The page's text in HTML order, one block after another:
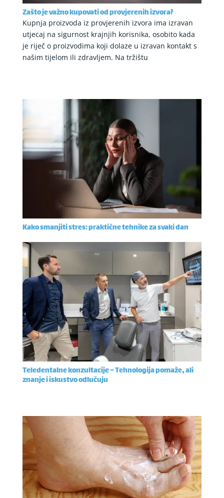
Zašto je važno kupovati od provjerenih izvora?
Kupnja proizvoda iz provjerenih izvora ima izravan
utjecaj na sigurnost krajnjih korisnika, osobito kada
je riječ o proizvodima koji dolaze u izravan kontakt s
našim tijelom ili zdravljem. Na tržištu
Kako smanjiti stres: praktične tehnike za svaki dan
Teledentalne konzultacije – Tehnologija pomaže, ali
znanje i iskustvo odlučuju